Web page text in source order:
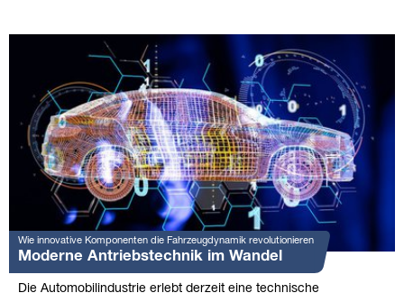
Wie innovative Komponenten die Fahrzeugdynamik revolutionieren
Moderne Antriebstechnik im Wandel
Die Automobilindustrie erlebt derzeit eine technische